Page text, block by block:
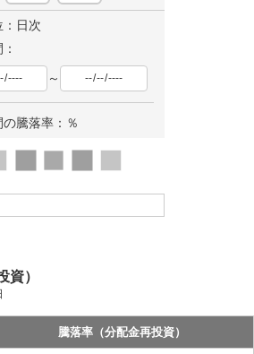
：日次
～
騰落率： ％
資）
騰落率（分配金再投資）